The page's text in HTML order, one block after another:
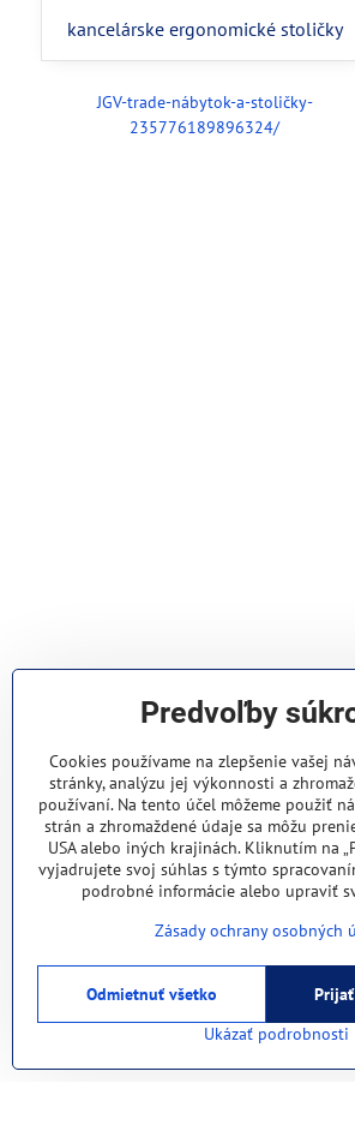
kancelárske ergonomické stoličky
JGV-trade-nábytok-a-stoličky-
235776189896324/
Predvoľby
Cookies používame na zlepšenie vašej
stránky, analýzu jej výkonnosti a
používaní. Na tento účel môžeme použiť
strán a zhromaždené údaje sa môžu
USA alebo iných krajinách. Kliknutím na
vyjadrujete svoj súhlas s týmto
podrobné informácie alebo upraviť
Zásady ochrany osobných
Ukázať podrobnosti
Odmietnuť všetko